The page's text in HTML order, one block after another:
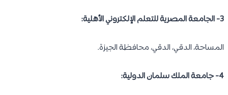
3- الجامعة المصرية للتعلم الإلكتروني الأهلية:
المساحة، الدقي، الدقي، محافظة الجيزة.
4- جامعة الملك سلمان الدولية: